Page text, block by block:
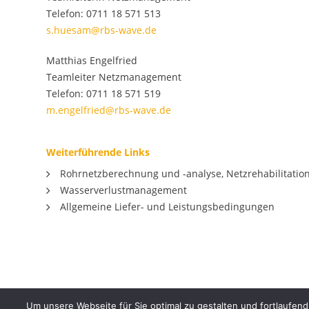
Telefon: 0711 18 571 513
s.huesam@rbs-wave.de
Matthias Engelfried
Teamleiter Netzmanagement
Telefon: 0711 18 571 519
m.engelfried@rbs-wave.de
Weiterführende Links
Rohrnetzberechnung und -analyse, Netzrehabilitation
Wasserverlustmanagement
Allgemeine Liefer- und Leistungsbedingungen
Um unsere Webseite für Sie optimal zu gestalten und